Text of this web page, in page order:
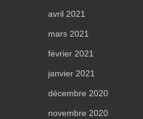
avril 2021
mars 2021
février 2021
janvier 2021
décembre 2020
novembre 2020